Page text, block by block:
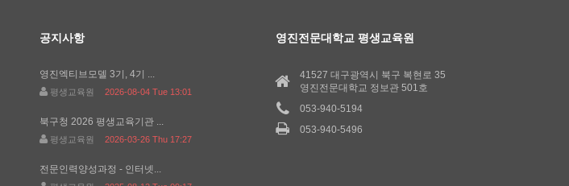
공지사항
영진엑티브모델 3기, 4기 ...
평생교육원 2026-08-04 Tue 13:01
북구청 2026 평생교육기관 ...
평생교육원 2026-03-26 Thu 17:27
전문인력양성과정 - 인터넷...
영진전문대학교 평생교육원
41527 대구광역시 북구 복현로 35
영진전문대학교 정보관 501호
053-940-5194
053-940-5496